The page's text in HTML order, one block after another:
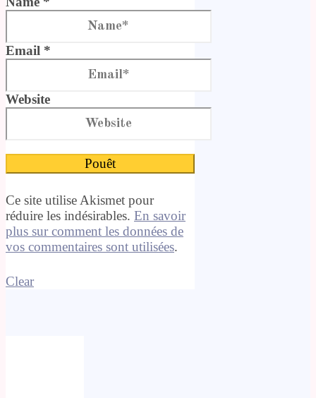
Email *
Website
Ce site utilise Akismet pour
réduire les indésirables. En savoir
plus sur comment les données de
vos commentaires sont utilisées.
Clear